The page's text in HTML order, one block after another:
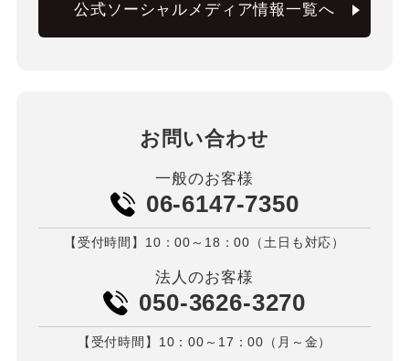
公式ソーシャルメディア情報一覧へ
お問い合わせ
一般のお客様
06-6147-7350
【受付時間】10：00～18：00（土日も対応）
法人のお客様
050-3626-3270
【受付時間】10：00～17：00（月～金）